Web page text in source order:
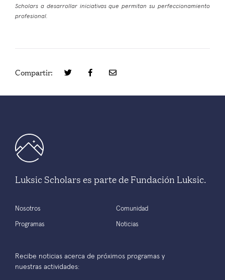
Scholars a desarrollar iniciativas que permitan su perfeccionamiento
profesional.
Compartir:
Luksic Scholars es parte de Fundación Luksic.
Nosotros
Programas
Comunidad
Noticias
Recibe noticias acerca de próximos programas y
nuestras actividades: